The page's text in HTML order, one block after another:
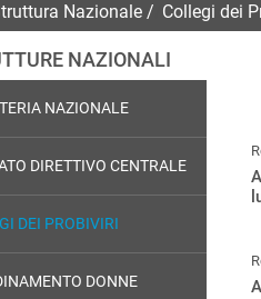
Nazionale Collegi dei
NAZIONALI
NAZIONALE
DIRETTIVO CENTRALE
DEI PROBIVIRI
DONNE